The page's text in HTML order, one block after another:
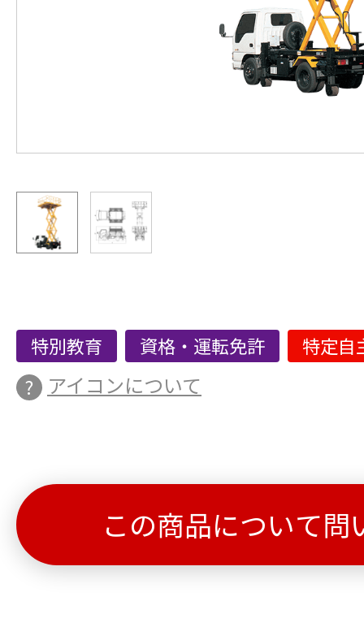
特別教育 資格・運転免許 特定自
アイコンについて
この商品について問